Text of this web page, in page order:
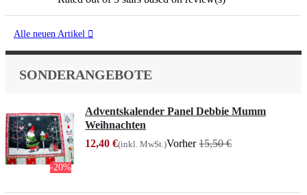
Alle neuen Artikel 
SONDERANGEBOTE
-20%
Adventskalender Panel Debbie Mumm
Weihnachten
12,40 €(inkl. MwSt.)Vorher15,50 €